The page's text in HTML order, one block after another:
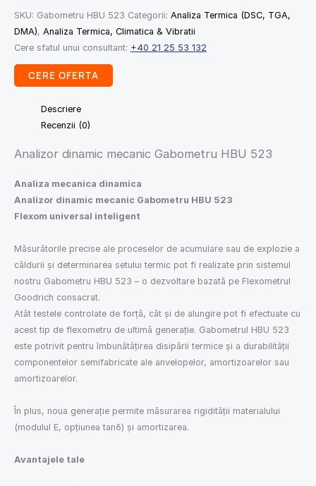
SKU: Gabometru HBU 523 Categorii: Analiza Termica (DSC, TGA,
DMA), Analiza Termica, Climatica & Vibratii
Cere sfatul unui consultant: +40 21 25 53 132
CERE OFERTA
Descriere
Recenzii (0)
Analizor dinamic mecanic Gabometru HBU 523
Analiza mecanica dinamica
Analizor dinamic mecanic Gabometru HBU 523
Flexom universal inteligent
Măsurătorile precise ale proceselor de acumulare sau de explozie a
căldurii și determinarea setului termic pot fi realizate prin sistemul
nostru Gabometru HBU 523 – o dezvoltare bazată pe Flexometrul
Goodrich consacrat.
Atât testele controlate de forță, cât și de alungire pot fi efectuate cu
acest tip de flexometru de ultimă generație. Gabometrul HBU 523
este potrivit pentru îmbunătățirea disipării termice și a durabilității
componentelor semifabricate ale anvelopelor, amortizoarelor sau
amortizoarelor.
În plus, noua generație permite măsurarea rigidității materialului
(modulul E, opțiunea tanδ) și amortizarea.
Avantajele tale